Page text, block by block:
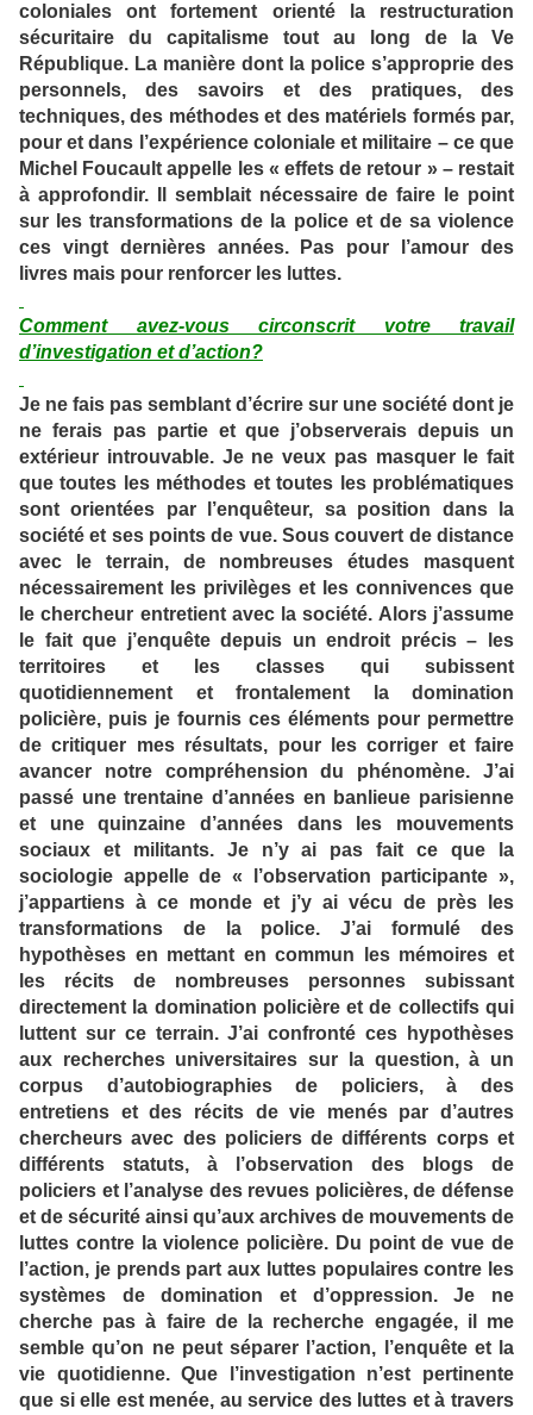
coloniales ont fortement orienté la restructuration
sécuritaire du capitalisme tout au long de la Ve
République. La manière dont la police s’approprie des
personnels, des savoirs et des pratiques, des
techniques, des méthodes et des matériels formés par,
pour et dans l’expérience coloniale et militaire – ce que
Michel Foucault appelle les « effets de retour » – restait
à approfondir. Il semblait nécessaire de faire le point
sur les transformations de la police et de sa violence
ces vingt dernières années. Pas pour l’amour des
livres mais pour renforcer les luttes.
Comment avez-vous circonscrit votre travail
d’investigation et d’action?
Je ne fais pas semblant d’écrire sur une société dont je
ne ferais pas partie et que j’observerais depuis un
extérieur introuvable. Je ne veux pas masquer le fait
que toutes les méthodes et toutes les problématiques
sont orientées par l’enquêteur, sa position dans la
société et ses points de vue. Sous couvert de distance
avec le terrain, de nombreuses études masquent
nécessairement les privilèges et les connivences que
le chercheur entretient avec la société. Alors j’assume
le fait que j’enquête depuis un endroit précis – les
territoires et les classes qui subissent
quotidiennement et frontalement la domination
policière, puis je fournis ces éléments pour permettre
de critiquer mes résultats, pour les corriger et faire
avancer notre compréhension du phénomène. J’ai
passé une trentaine d’années en banlieue parisienne
et une quinzaine d’années dans les mouvements
sociaux et militants. Je n’y ai pas fait ce que la
sociologie appelle de « l’observation participante »,
j’appartiens à ce monde et j’y ai vécu de près les
transformations de la police. J’ai formulé des
hypothèses en mettant en commun les mémoires et
les récits de nombreuses personnes subissant
directement la domination policière et de collectifs qui
luttent sur ce terrain. J’ai confronté ces hypothèses
aux recherches universitaires sur la question, à un
corpus d’autobiographies de policiers, à des
entretiens et des récits de vie menés par d’autres
chercheurs avec des policiers de différents corps et
différents statuts, à l’observation des blogs de
policiers et l’analyse des revues policières, de défense
et de sécurité ainsi qu’aux archives de mouvements de
luttes contre la violence policière. Du point de vue de
l’action, je prends part aux luttes populaires contre les
systèmes de domination et d’oppression. Je ne
cherche pas à faire de la recherche engagée, il me
semble qu’on ne peut séparer l’action, l’enquête et la
vie quotidienne. Que l’investigation n’est pertinente
que si elle est menée, au service des luttes et à travers